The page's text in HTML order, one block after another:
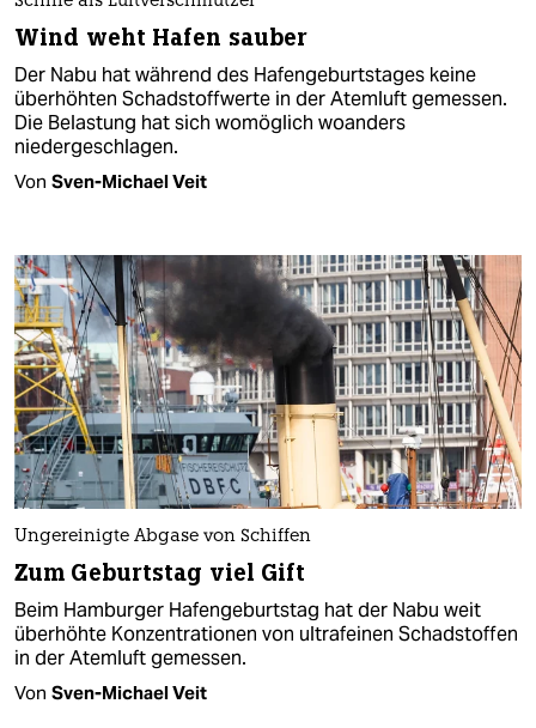
Wind weht Hafen sauber
Der Nabu hat während des Hafengeburtstages keine
überhöhten Schadstoffwerte in der Atemluft gemessen.
Die Belastung hat sich womöglich woanders
niedergeschlagen.
Von Sven-Michael Veit
Ungereinigte Abgase von Schiffen
Zum Geburtstag viel Gift
Beim Hamburger Hafengeburtstag hat der Nabu weit
überhöhte Konzentrationen von ultrafeinen Schadstoffen
in der Atemluft gemessen.
Von Sven-Michael Veit